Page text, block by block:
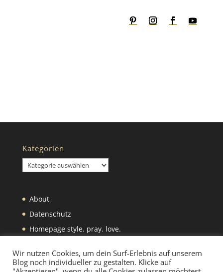
Kategorien
Kategorien
About
Datenschutz
Homepage style. pray. love.
Wir nutzen Cookies, um dein Surf-Erlebnis auf unserem
Blog noch individueller zu gestalten. Klicke auf